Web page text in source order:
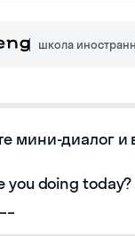
и как
мышь», в
школа
мини-диалог и